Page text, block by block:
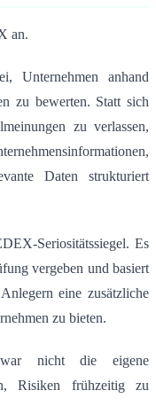
an.
Unternehmen anhand
zu bewerten. Statt sich
zu verlassen,
Daten strukturiert
Seriositätssiegel. Es
vergeben und basiert
eine zusätzliche
zu bieten.
nicht die eigene
Risiken frühzeitig zu